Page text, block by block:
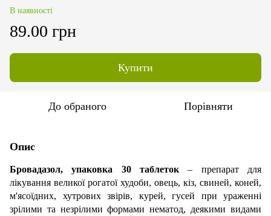
В наявності
89.00 грн
Купити
До обраного Порівняти
Опис
Бровадазол, упаковка 30 таблеток – препарат для
лікування великої рогатої худоби, овець, кіз, свиней, коней,
м'ясоїдних, хутрових звірів, курей, гусей при ураженні
зрілими та незрілими формами нематод, деякими видами